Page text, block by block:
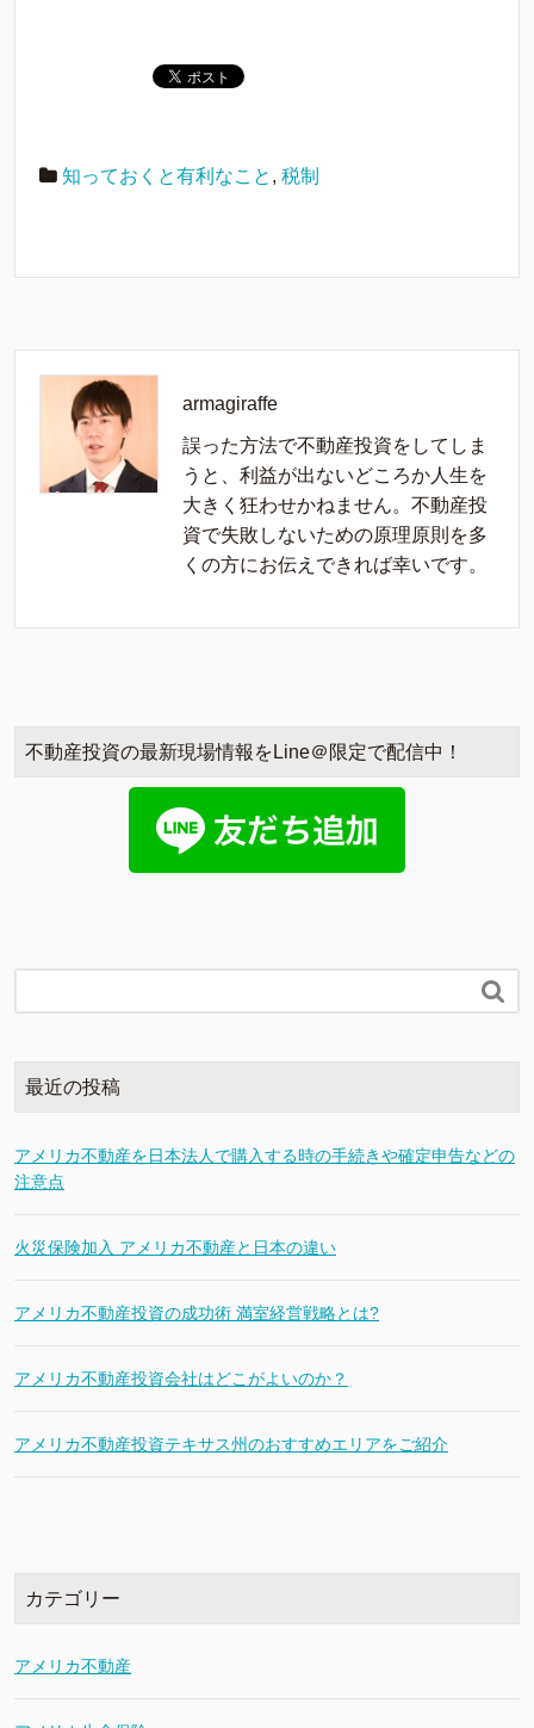
知っておくと有利なこと , 税制
armagiraffe
誤った方法で不動産投資をしてしま
うと、利益が出ないどころか人生を
大きく狂わせかねません。不動産投
資で失敗しないための原理原則を多
くの方にお伝えできれば幸いです。
不動産投資の最新現場情報をLine＠限定で配信中！

最近の投稿
アメリカ不動産を日本法人で購入する時の手続きや確定申告などの
注意点
火災保険加入 アメリカ不動産と日本の違い
アメリカ不動産投資の成功術 満室経営戦略とは?
アメリカ不動産投資会社はどこがよいのか？
アメリカ不動産投資テキサス州のおすすめエリアをご紹介
カテゴリー
アメリカ不動産